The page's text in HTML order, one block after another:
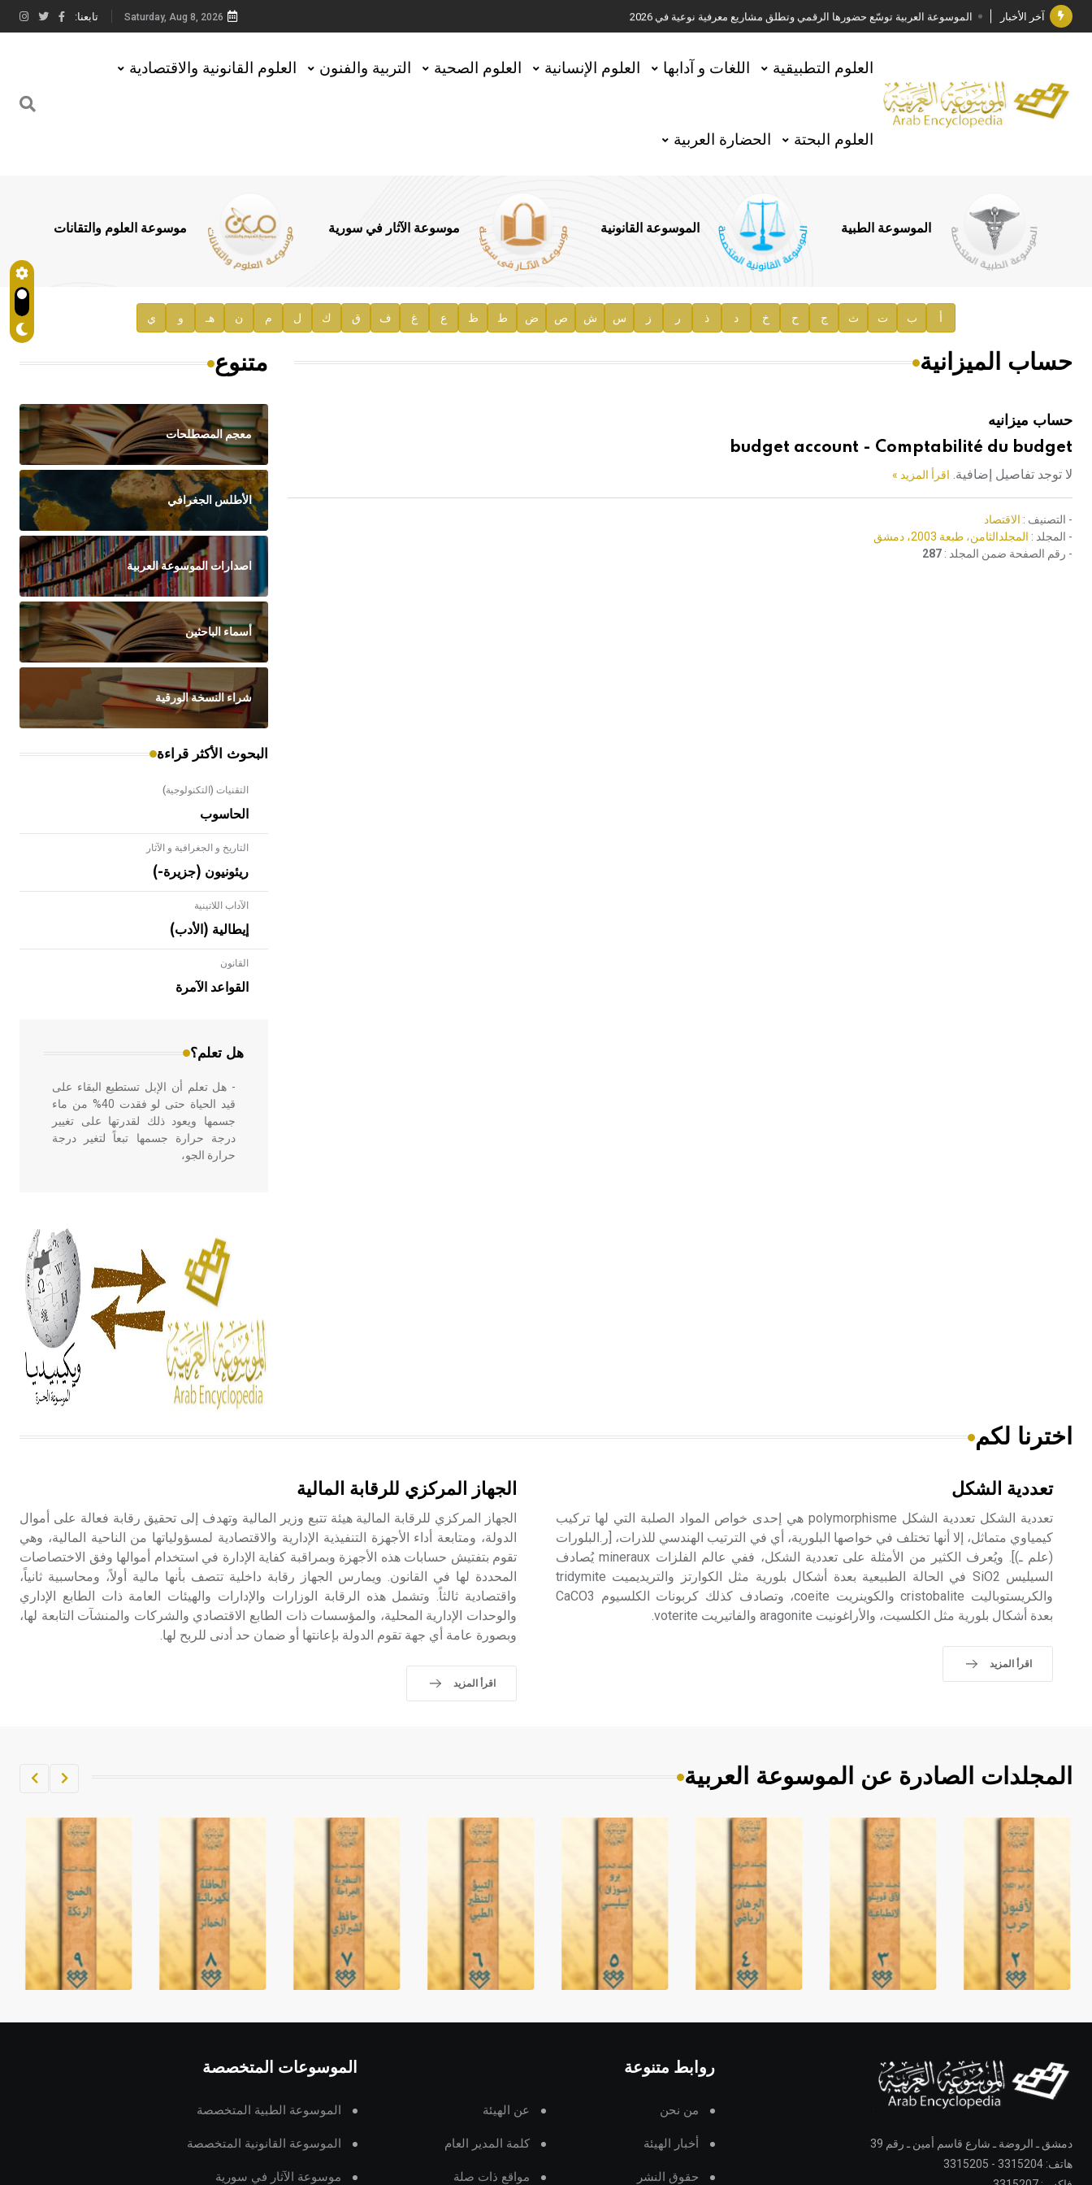
آخر الأخبار الموسوعة العربية توسّع حضورها الرقمي وتطلق مشاريع معرفية نوعية في 2026
جائزة مجمع الملك سلمان العالمي للغة العربية 2025
الأستاذ إياد خالد الطباع مدير عام لهيئة الموسوعة العربية
السيد محمد ياسين صالح وزيرا للثقافة
توصيات مجلس الإدارة
صدور المجلد السابع من موسوعة الآثار في سورية
إعلان..
هيئة الموسوعة العربية تطلق موسوعات جديدة في عام 2026
Saturday, Aug 8, 2026 تابعنا:
العلوم التطبيقية اللغات و آدابها العلوم الإنسانية العلوم الصحية التربية والفنون العلوم القانونية والاقتصادية
العلوم البحتة الحضارة العربية
الموسوعة الطبية الموسوعة القانونية موسوعة الآثار في سورية موسوعة العلوم والتقانات
أ ب ت ث ج ح خ د ذ ر ز س ش ص ض ط ظ ع غ ف ق ك ل م ن هـ و ي
حساب الميزانية
حساب ميزانيه
budget account - Comptabilité du budget
لا توجد تفاصيل إضافية. اقرأ المزيد »
- التصنيف : الاقتصاد
- المجلد : المجلدالثامن، طبعة 2003، دمشق
- رقم الصفحة ضمن المجلد : 287
متنوع
معجم المصطلحات
الأطلس الجغرافي
اصدارات الموسوعة العربية
أسماء الباحثين
شراء النسخة الورقية
البحوث الأكثر قراءة
التقنيات (التكنولوجية)
الحاسوب
التاريخ و الجغرافية و الآثار
ريئونيون (جزيرة-)
الآداب اللاتينية
إيطالية (الأدب)
القانون
القواعد الآمرة
هل تعلم؟
- هل تعلم أن الأبلق نوع من الفنون
الهندسية التي ارتبطت بالعمارة الإسلامية
في بلاد الشام ومصر خاصة، حيث يحرص
- هل تعلم أن الإبل تستطيع البقاء على
قيد الحياة حتى لو فقدت 40% من ماء
جسمها ويعود ذلك لقدرتها على تغيير
درجة حرارة جسمها تبعاً لتغير درجة
حرارة الجو،
أربعة مؤلفات هي: الحكم، الأدلة، تنظيم
التغذية، ورسالته في جروح الرأس.
ويعود له الفضل بأنه حرر الطب من
الدين والفلسفة.
- هل تعلم أن المرجان إفراز حيواني
يتكون في البحر ويتركب من مادة
كربونات الكلسيوم، وهو أحمر أو شديد
الحمرة وهو أجود أنواعه، ويمتاز بكبر
الحجم ويسمى الش
الإنكليزية أب
- هل تعلم أن أبجر Abgar اسم معروف
جيداً يعود إلى عدد من الملوك الذين
حكموا مدينة إديسا (الرها) من أبجر الأول
وحتى التاسع، وهم ينتسبون إلى أسرة
أوسروين
اخترنا لكم
تعددية الشكل
تعددية الشكل تعددية الشكل polymorphisme هي إحدى خواص المواد الصلبة التي لها تركيب
كيمياوي متماثل، إلا أنها تختلف في خواصها البلورية، أي في الترتيب الهندسي للذرات، [ر.البلورات
(علم ـ)]. ويُعرف الكثير من الأمثلة على تعددية الشكل، ففي عالم الفلزات mineraux يُصادف
السيليس SiO2 في الحالة الطبيعية بعدة أشكال بلورية مثل الكوارتز والتريديميت tridymite
والكريستوباليت cristobalite والكوينريت coeite، وتصادف كذلك كربونات الكلسيوم CaCO3
بعدة أشكال بلورية مثل الكلسيت، والأراغونيت aragonite والفاتيريت voterite.
اقرأ المزيد
الجهاز المركزي للرقابة المالية
الجهاز المركزي للرقابة المالية هيئة تتبع وزير المالية وتهدف إلى تحقيق رقابة فعالة على أموال
الدولة، ومتابعة أداء الأجهزة التنفيذية الإدارية والاقتصادية لمسؤولياتها من الناحية المالية، وهي
تقوم بتفتيش حسابات هذه الأجهزة وبمراقبة كفاية الإدارة في استخدام أموالها وفق الاختصاصات
المحددة لها في القانون. ويمارس الجهاز رقابة داخلية تتصف بأنها مالية أولاً، ومحاسبية ثانياً،
واقتصادية ثالثاً. وتشمل هذه الرقابة الوزارات والإدارات والهيئات العامة ذات الطابع الإداري
والوحدات الإدارية المحلية، والمؤسسات ذات الطابع الاقتصادي والشركات والمنشآت التابعة لها،
وبصورة عامة أي جهة تقوم الدولة بإعانتها أو ضمان حد أدنى للربح لها.
اقرأ المزيد
المجلدات الصادرة عن الموسوعة العربية
دمشق ـ الروضة ـ شارع قاسم أمين ـ رقم 39
هاتف: 3315204 - 3315205
روابط متنوعة
من نحن عن الهيئة
أخبار الهيئة كلمة المدير العام
حقوق النشر مواقع ذات صلة
الموسوعات المتخصصة
الموسوعة الطبية المتخصصة
الموسوعة القانونية المتخصصة
موسوعة الآثار في سورية